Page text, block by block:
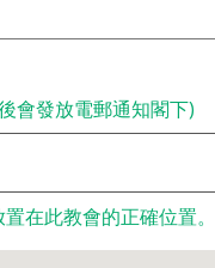
會發放電郵通知閣下)
在此教會的正確位置。